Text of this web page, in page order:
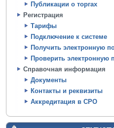
Публикации о торгах
Регистрация
Тарифы
Подключение к системе
Получить электронную
Проверить электронную
Справочная информация
Документы
Контакты и реквизиты
Аккредитация в СРО